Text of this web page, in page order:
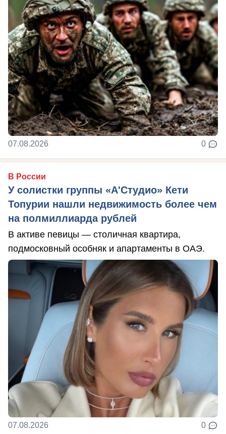
07.08.2026 0
В России
У солистки группы «А'Студио» Кети
Топурии нашли недвижимость более чем
на полмиллиарда рублей
В активе певицы — столичная квартира,
подмосковный особняк и апартаменты в ОАЭ.
07.08.2026 0